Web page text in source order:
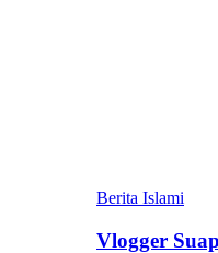
Berita Islami
Vlogger